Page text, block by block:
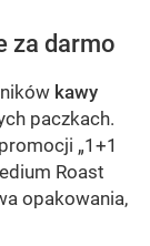
za darmo
kawy
paczkach.
„1+1
Roast
opakowania,